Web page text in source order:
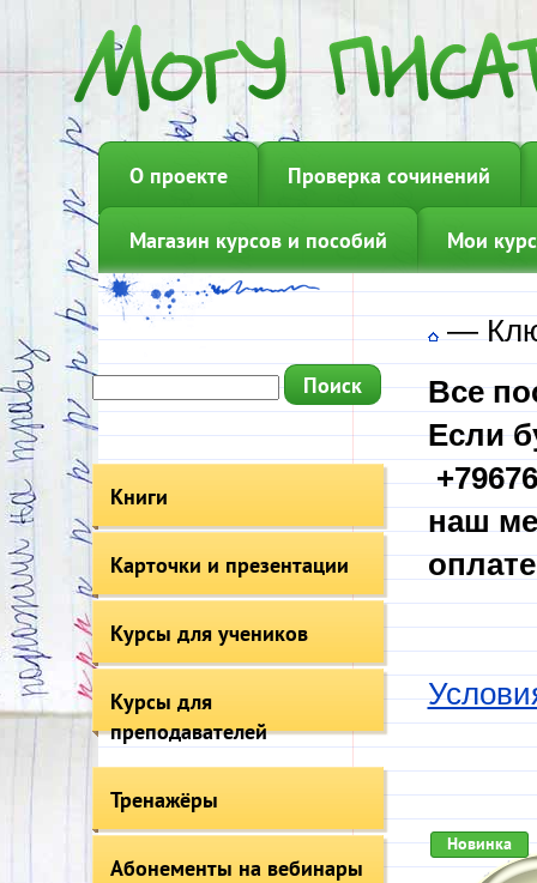
О проекте Проверка сочинений
Магазин курсов и пособий Мои
Книги
Карточки и презентации
Курсы для учеников
Курсы для
преподавателей
Тренажёры
Абонементы на вебинары
—
Все
Если
наш
Новинка